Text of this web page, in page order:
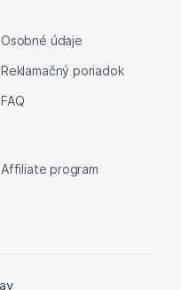
Osobné údaje
Reklamačný poriadok
FAQ
Affiliate program